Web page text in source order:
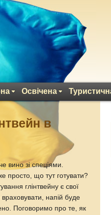
Освічена
в
вино зі спеціями.
просто, що тут готувати?
глінтвейну є свої
напій буде
Поговоримо про те, як